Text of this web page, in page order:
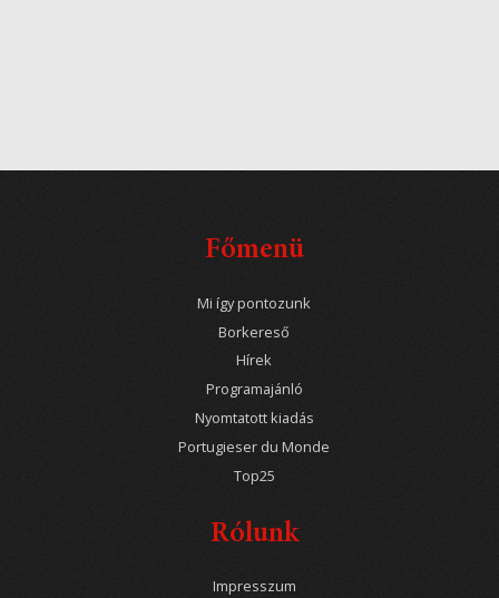
Főmenü
Mi így pontozunk
Borkereső
Hírek
Programajánló
Nyomtatott kiadás
Portugieser du Monde
Top25
Rólunk
Impresszum